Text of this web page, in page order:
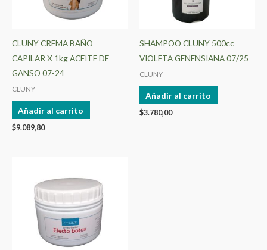
CLUNY CREMA BAÑO
CAPILAR X 1kg ACEITE DE
GANSO 07-24
CLUNY
Añadir al carrito
$9.089,80
SHAMPOO CLUNY 500cc
VIOLETA GENENSIANA 07/25
CLUNY
Añadir al carrito
$3.780,00